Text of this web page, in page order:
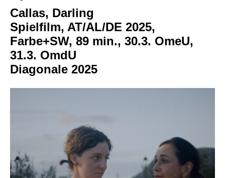
Callas, Darling
Spielfilm, AT/AL/DE 2025,
Farbe+SW, 89 min., 30.3. OmeU,
31.3. OmdU
Diagonale 2025